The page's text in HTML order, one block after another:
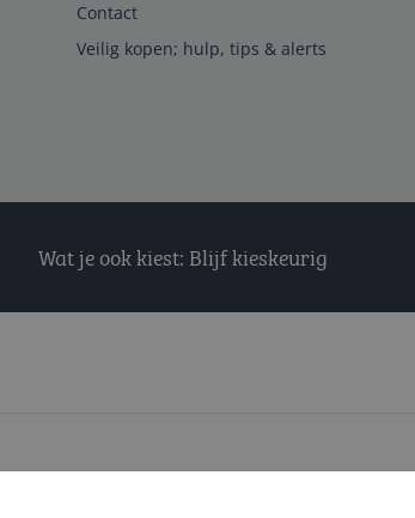
Contact
Veilig kopen; hulp, tips & alerts
Wat je ook kiest: Blijf kieskeurig